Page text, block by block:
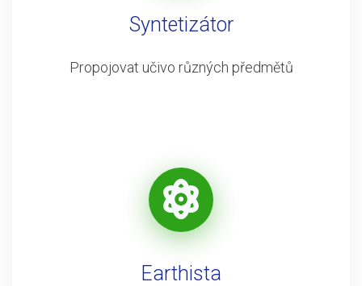
Syntetizátor
Propojovat učivo různých předmětů
Earthista